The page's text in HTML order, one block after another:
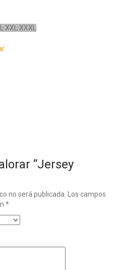
XXL XXXL
“Jersey
no será publicada. Los campos
*